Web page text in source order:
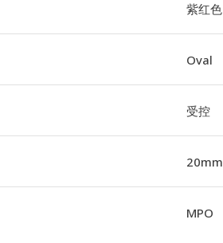
紫红色
Oval
受控
MPO